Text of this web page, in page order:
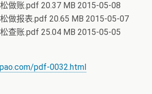
做账.pdf 20.37 MB 2015-05-08
做报表.pdf 20.65 MB 2015-05-07
查账.pdf 25.04 MB 2015-05-05
pdf-0032.html